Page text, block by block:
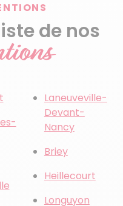
de nos
Laneuveville-
Devant-
Nancy
Briey
Heillecourt
Longuyon